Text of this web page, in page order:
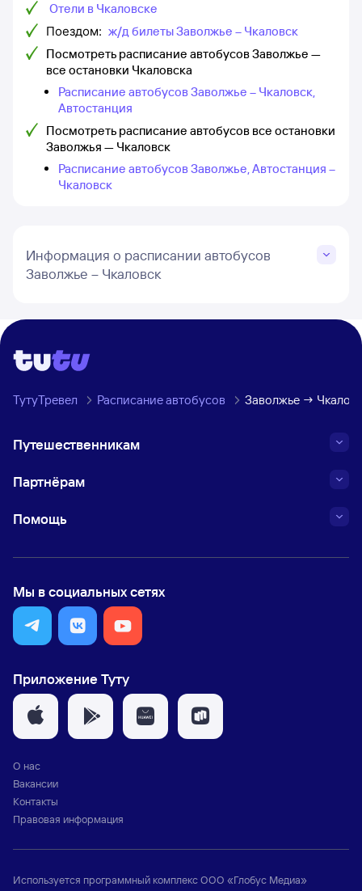
Отели в Чкаловске
Поездом: ж/д билеты Заволжье – Чкаловск
Посмотреть расписание автобусов Заволжье —
все остановки Чкаловска
Расписание автобусов Заволжье – Чкаловск,
Автостанция
Посмотреть расписание автобусов все остановки
Заволжья — Чкаловск
Расписание автобусов Заволжье, Автостанция –
Чкаловск
Информация о расписании автобусов
Заволжье – Чкаловск
ТутуТревел Расписание автобусов Заволжье →
Путешественникам
Партнёрам
Помощь
Мы в социальных сетях
Приложение Туту
О нас
Вакансии
Контакты
Правовая информация
Используется программный комплексООО «Глобус Медиа»